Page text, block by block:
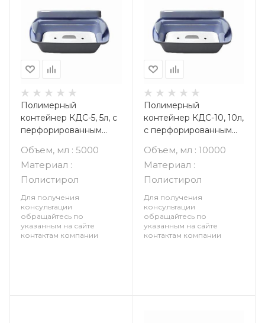
Полимерный
контейнер КДС-5, 5л, с
перфорированным
Объем, мл : 5000
Материал :
Полистирол
Для получения
консультации
обращайтесь по
указанным на сайте
контактам компании
Полимерный
контейнер КДС-10, 10л,
с перфорированным
Объем, мл : 10000
Материал :
Полистирол
Для получения
консультации
обращайтесь по
указанным на сайте
контактам компании